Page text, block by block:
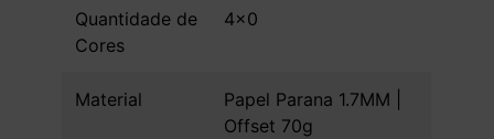
Quantidade de
Cores
4x0
Material
Papel Parana 1.7MM |
Offset 70g